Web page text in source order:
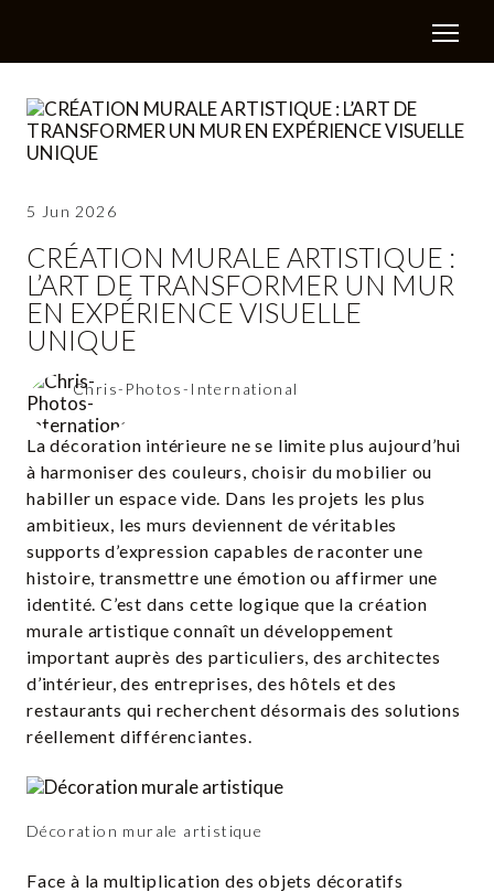
5 Jun 2026
CRÉATION MURALE ARTISTIQUE :
L’ART DE TRANSFORMER UN MUR
EN EXPÉRIENCE VISUELLE
UNIQUE
Chris-Photos-International
La décoration intérieure ne se limite plus aujourd’hui
à harmoniser des couleurs, choisir du mobilier ou
habiller un espace vide. Dans les projets les plus
ambitieux, les murs deviennent de véritables
supports d’expression capables de raconter une
histoire, transmettre une émotion ou affirmer une
identité. C’est dans cette logique que la création
murale artistique connaît un développement
important auprès des particuliers, des architectes
d’intérieur, des entreprises, des hôtels et des
restaurants qui recherchent désormais des solutions
réellement différenciantes.
Décoration murale artistique
Face à la multiplication des objets décoratifs